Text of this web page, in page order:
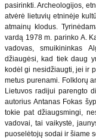
pasirinkti. Archeologijos,
atvėrė lietuvių etninėje
atmainų klodus.
vardą 1978 m. parinko A.
vadovas, smuikininkas
džiaugėsi, kad tiek daug
kodėl gi nesidžiaugti, jei ir
metus purenami. Folklorų
Lietuvos radijui parengto
autorius Antanas Fokas
tokie pat džiaugsmingi,
vadovai, tai vaikystė,
puoselėtojų sodai ir šiame